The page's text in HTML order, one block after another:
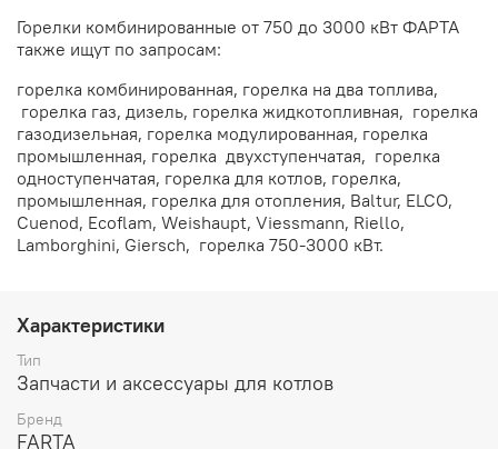
Горелки комбинированные от 750 до 3000 кВт ФАРТА
также ищут по запросам:
горелка комбинированная, горелка на два топлива,
горелка газ, дизель, горелка жидкотопливная, горелка
газодизельная, горелка модулированная, горелка
промышленная, горелка двухступенчатая, горелка
одноступенчатая, горелка для котлов, горелка,
промышленная, горелка для отопления, Baltur, ELCO,
Cuenod, Ecoflam, Weishaupt, Viessmann, Riello,
Lamborghini, Giersch, горелка 750-3000 кВт.
Характеристики
Тип
Запчасти и аксессуары для котлов
Бренд
FARTA